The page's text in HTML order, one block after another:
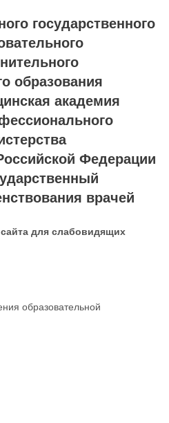
государственного
образования
академия
Федерации
врачей
для слабовидящих
образовательной